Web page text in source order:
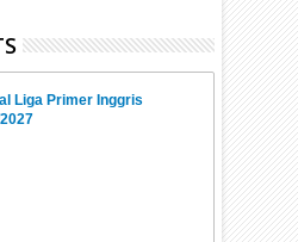
Liga Primer Inggris